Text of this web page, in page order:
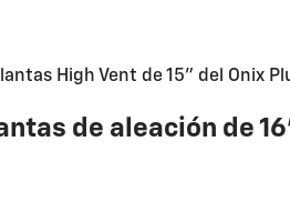
de aleación de